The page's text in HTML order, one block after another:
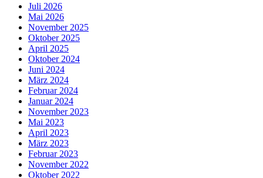
Juli 2026
Mai 2026
November 2025
Oktober 2025
April 2025
Oktober 2024
Juni 2024
März 2024
Februar 2024
Januar 2024
November 2023
Mai 2023
April 2023
März 2023
Februar 2023
November 2022
Oktober 2022